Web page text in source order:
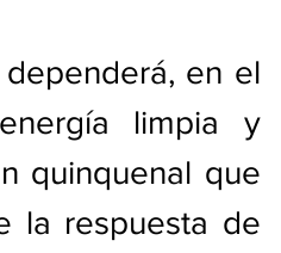
en el
limpia y
quinquenal que
la respuesta de